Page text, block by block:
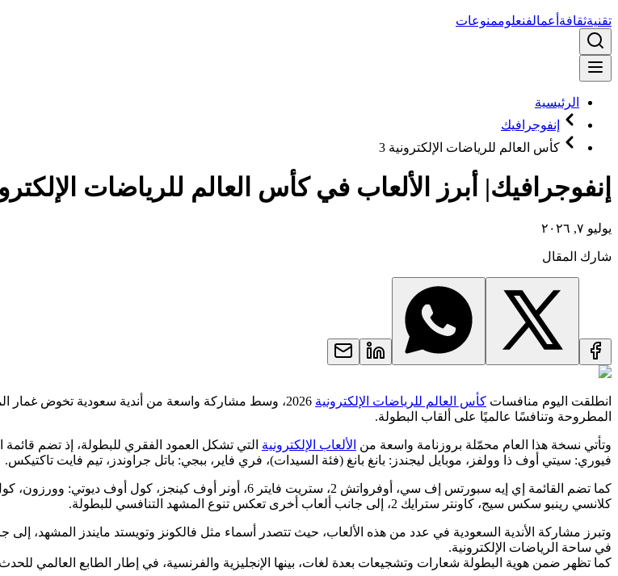
تقنيةثقافة أعمالفنعلوممنوعات
الرئيسية
إنفوجرافيك
كأس العالم للرياضات الإلكترونية 3
إنفوجرافيك| أبرز الألعاب في كأس العالم للرياضات الإلكترونية
يوليو ٧, ٢٠٢٦
شارك المقال
انطلقت اليوم منافسات كأس العالم للرياضات الإلكترونية
المطروحة وتنافسًا عالميًا على ألقاب البطولة.
وتأتي نسخة هذا العام محمّلة بروزنامة واسعة من الألعاب الإلكترونية
فيوري: سيتي أوف ذا وولفز، موبايل ليجندز: بانغ بانغ (فئة السيدات)، فري فاير، ببجي: باتل جراوندز، تيم فايت تاكتيكس.
كما تضم القائمة إي إيه سبورتس إف سي، أوفرواتش 2، ستريت فايتر 6، أونر أوف كينجز، كول أوف ديوتي: وورزون، كول أوف ديوتي: بلاك أوبس 6، تيكن 8، ببجي موبايل،
كلانسي رينبو سكس سيج، كاونتر سترايك 2، إلى جانب ألعاب أخرى تعكس تنوع المشهد التنافسي للبطولة.
وتبرز مشاركة الأندية السعودية في عدد من هذه الألعاب، حيث تتصدر أسماء مثل فالكونز وتويستد مايندز
في ساحة الرياضات الإلكترونية.
كما تظهر ضمن هوية البطولة شعارات وتشجيعات بعدة لغات، بينها الإنجليزية والفرنسية، في إطار الطابع العالمي